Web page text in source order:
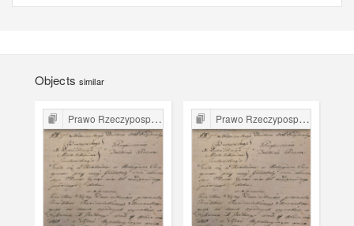
Objects similar
Prawo Rzeczypospolitej Krakowskiej Prawo Rzeczypospolitej Krakowskiej